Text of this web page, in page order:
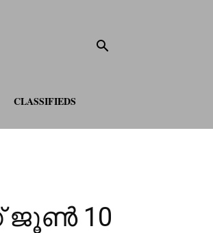
CLASSIFIEDS
ജൂൺ 10